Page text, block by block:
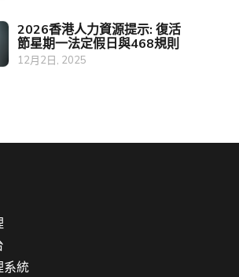
2026香港人力資源提示: 復活
節星期一法定假日與468規則
12月2日, 2025
系統